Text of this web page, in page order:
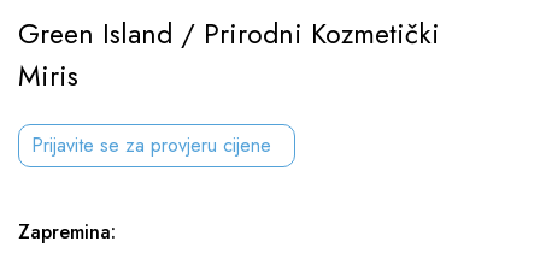
Green Island / Prirodni Kozmetički
Miris
Prijavite se za provjeru cijene
Zapremina: